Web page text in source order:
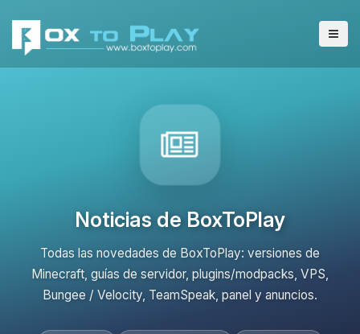
Noticias de BoxToPlay
Todas las novedades de BoxToPlay: versiones de
Minecraft, guías de servidor, plugins/modpacks, VPS,
Bungee / Velocity, TeamSpeak, panel y anuncios.